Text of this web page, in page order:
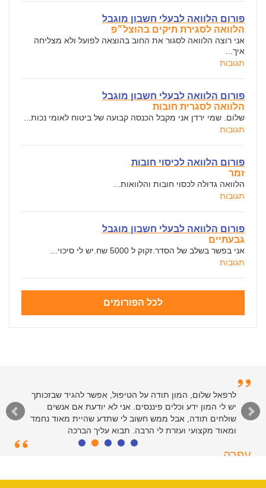
פורום הלוואה לבעלי חשבון מוגבל
הלוואה לסגירת תיקים בהוצל״פ
אני רוצה הלוואה לסגור את החוב בהוצאה לפועל ולא מצליחה
איך...
תגובות
פורום הלוואה לבעלי חשבון מוגבל
הלוואה לסגרית חובות
שלום. שמי ירדן אני מקבל הכנסה קבועה של ביטוח לאומי נכות...
תגובות
פורום הלוואה לכיסוי חובות
זמר
הלוואה גדולה לכסוי חובות והלוואות...
תגובות
פורום הלוואה לבעלי חשבון מוגבל
גבעתיים
אני בפשר בשלב של הסדר.זקוק ל 5000 שח.יש לי סיכוי...
תגובות
לכל הפורומים
לרפאל שלום, המון תודה על הטיפול, אפשר להגיד שבזכותך
יש לי המון ידע וכלים פיננסים. אני לא יודעת אם אנשים
שולחים תודה, אבל ממש חשוב לי שתדע שהיית מאוד נחמד
ומאוד מקצועי ועזרת לי הרבה. תבוא עליך הברכה
עפרה